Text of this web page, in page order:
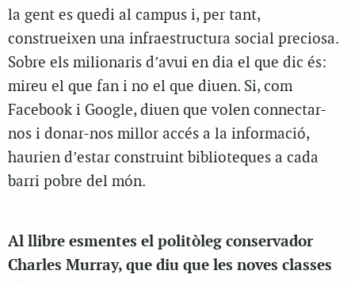
la gent es quedi al campus i, per tant,
construeixen una infraestructura social preciosa.
Sobre els milionaris d’avui en dia el que dic és:
mireu el que fan i no el que diuen. Si, com
Facebook i Google, diuen que volen connectar-
nos i donar-nos millor accés a la informació,
haurien d’estar construint biblioteques a cada
barri pobre del món.
Al llibre esmentes el politòleg conservador
Charles Murray, que diu que les noves classes